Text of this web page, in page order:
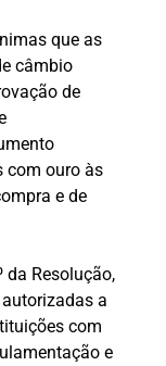
que as
câmbio
de
com ouro às
e de
da Resolução,
a
com
e